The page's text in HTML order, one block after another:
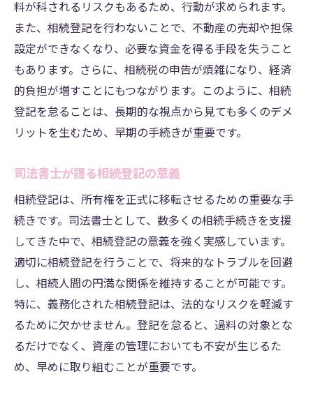
熊本市での相続登記を効率的に進めるためのア
ドバイス
熊本市での相続登記に強い司法書士の選び
方
地元特有の相続登記事情に詳しくなる方法
地元に根ざした相続登記のサポート体制
熊本市で相続登記を進める際の注意点
相続登記をスムーズに行うための準備と心構え
相続登記をスムーズに進めるための事前準
備
手続きに必要な情報を整理する方法
司法書士と連携して進めるための準備
料が科されるリスクもあるため、行動が求められます。
また、相続登記を行わないことで、不動産の売却や担保
設定ができなくなり、必要な資金を得る手段を失うこと
もあります。さらに、相続税の申告が煩雑になり、経済
的負担が増すことにもつながります。このように、相続
登記を怠ることは、長期的な視点から見ても多くのデメ
リットを生むため、早期の手続きが重要です。
司法書士が語る相続登記の意義
相続登記は、所有権を正式に移転させるための重要な手
続きです。司法書士として、数多くの相続手続きを支援
してきた中で、相続登記の意義を強く実感しています。
適切に相続登記を行うことで、将来的なトラブルを回避
し、相続人間の円満な関係を維持することが可能です。
特に、義務化された相続登記は、法的なリスクを軽減す
るために欠かせません。登記を怠ると、過料の対象とな
るだけでなく、資産の管理においても不安が生じるた
め、早めに取り組むことが重要です。